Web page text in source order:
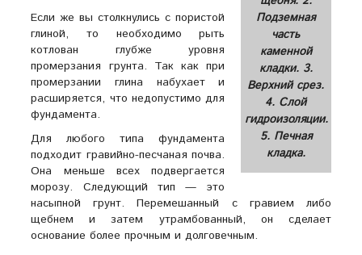
Подземная
часть
каменной
кладки. 3.
Верхний срез.
4. Слой
гидроизоляции.
5. Печная
кладка.
Если же вы столкнулись с пористой
глиной, то необходимо рыть
котлован глубже уровня
промерзания грунта. Так как при
промерзании глина набухает и
расширяется, что недопустимо для
фундамента.
Для любого типа фундамента
подходит гравийно-песчаная почва.
Она меньше всех подвергается
морозу. Следующий тип — это
насыпной грунт. Перемешанный с гравием либо
щебнем и затем утрамбованный, он сделает
основание более прочным и долговечным.